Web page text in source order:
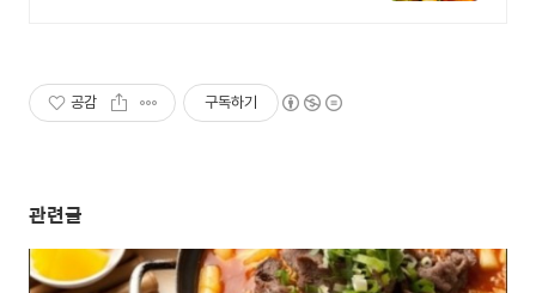
공감 구독하기
관련글